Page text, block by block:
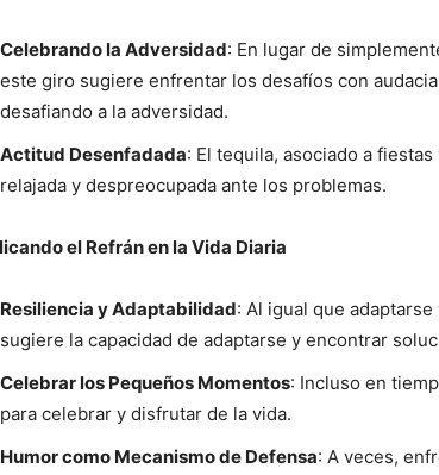
Celebrando la Adversidad: En lugar de
este giro sugiere enfrentar los desafíos con
desafiando a la adversidad.
Actitud Desenfadada: El tequila, asociado a
relajada y despreocupada ante los problemas.
el Refrán en la Vida Diaria
Resiliencia y Adaptabilidad: Al igual que
sugiere la capacidad de adaptarse y encontrar
Celebrar los Pequeños Momentos: Incluso en
para celebrar y disfrutar de la vida.
Humor como Mecanismo de Defensa: A veces,